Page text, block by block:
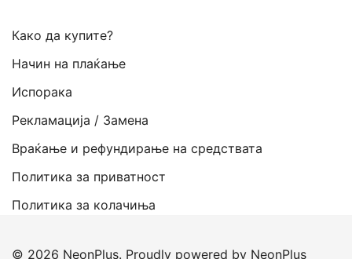
Како да купите?
Начин на плаќање
Испорака
Рекламација / Замена
Враќање и рефундирање на средствата
Политика за приватност
Политика за колачиња
© 2026 NeonPlus. Proudly powered by NeonPlus